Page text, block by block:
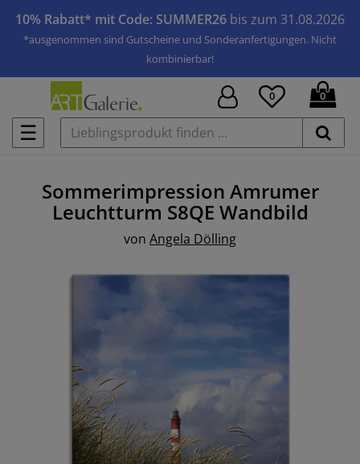
10% Rabatt* mit Code: SUMMER26 bis zum 31.08.2026
*ausgenommen sind Gutscheine und Sonderanfertigungen. Nicht
kombinierbar!
☰
0 0
Sommerimpression Amrumer
Leuchtturm S8QE Wandbild
von Angela Dölling